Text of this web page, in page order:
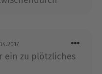
zwei Kindern in
ein zu plötzliches